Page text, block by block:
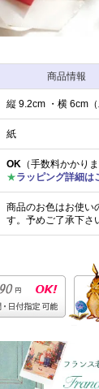
商品情報
縦 9.2cm ・横 6cm（
紙
OK （手数料かかりま
★ラッピング詳細は
商品のお色はお使い
す。予めご了承下さ